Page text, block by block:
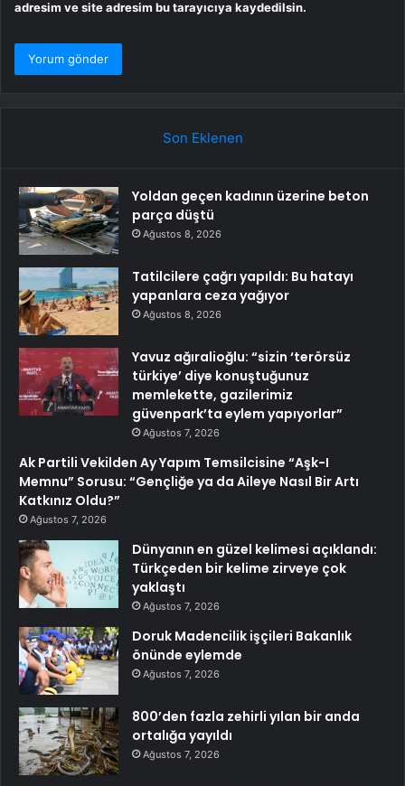
adresim ve site adresim bu tarayıcıya kaydedilsin.
Son Eklenen
Yoldan geçen kadının üzerine beton
parça düştü
Ağustos 8, 2026
Tatilcilere çağrı yapıldı: Bu hatayı
yapanlara ceza yağıyor
Ağustos 8, 2026
Yavuz ağıralioğlu: “sizin ‘terörsüz
türkiye’ diye konuştuğunuz
memlekette, gazilerimiz
güvenpark’ta eylem yapıyorlar”
Ağustos 7, 2026
Ak Partili Vekilden Ay Yapım Temsilcisine “Aşk-I
Memnu” Sorusu: “Gençliğe ya da Aileye Nasıl Bir Artı
Katkınız Oldu?”
Ağustos 7, 2026
Dünyanın en güzel kelimesi açıklandı:
Türkçeden bir kelime zirveye çok
yaklaştı
Ağustos 7, 2026
Doruk Madencilik işçileri Bakanlık
önünde eylemde
Ağustos 7, 2026
800’den fazla zehirli yılan bir anda
ortalığa yayıldı
Ağustos 7, 2026